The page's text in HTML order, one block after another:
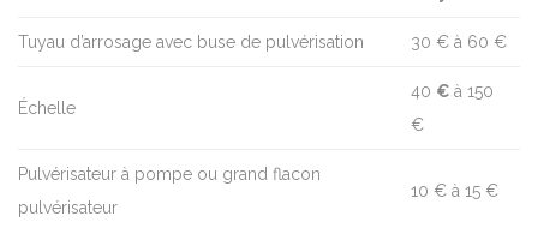
Tuyau d’arrosage avec buse de pulvérisation 30 € à 60 €
Échelle
40 € à 150
€
Pulvérisateur à pompe ou grand flacon
pulvérisateur
10 € à 15 €